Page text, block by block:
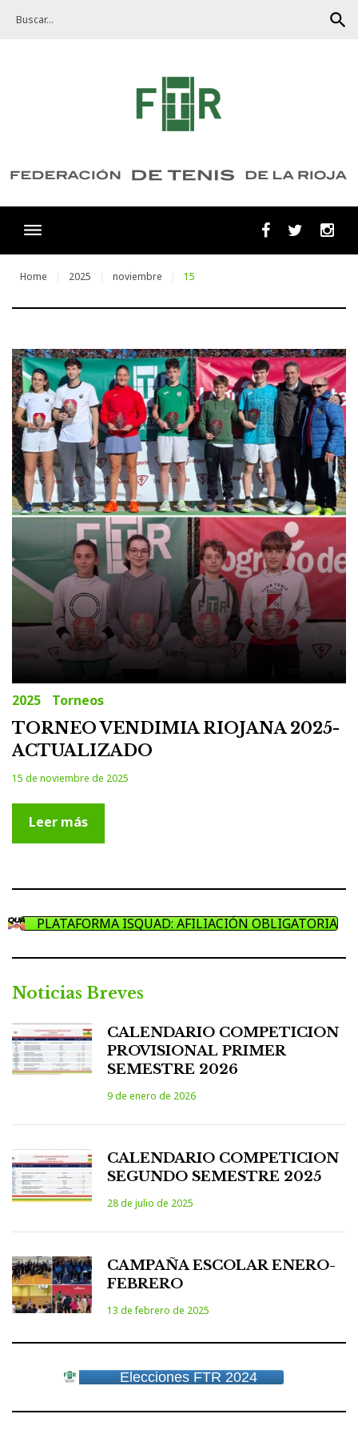
search
FacebookTwitter
Home 2025 noviembre 15
Día:
15
de
noviembre
de
2025
2025 Torneos
TORNEO VENDIMIA RIOJANA 2025-
ACTUALIZADO
15 de noviembre de 2025
Leer más
PLATAFORMA ISQUAD: AFILIACIÓN OBLIGATORIA
Noticias Breves
CALENDARIO COMPETICION
PROVISIONAL PRIMER
SEMESTRE 2026
9 de enero de 2026
CALENDARIO COMPETICION
SEGUNDO SEMESTRE 2025
28 de julio de 2025
CAMPAÑA ESCOLAR ENERO-
FEBRERO
13 de febrero de 2025
Elecciones FTR 2024